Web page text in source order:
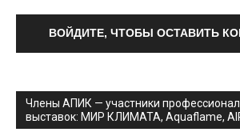
ВОЙДИТЕ, ЧТОБЫ ОСТАВИТЬ
Члены АПИК — участники
выставок: МИР КЛИМАТА, Aquaflame,